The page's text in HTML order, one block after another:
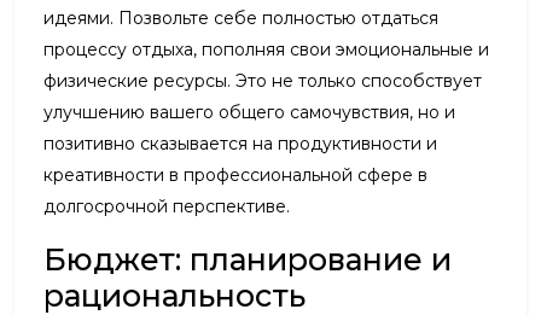
идеями. Позвольте себе полностью отдаться
процессу отдыха, пополняя свои эмоциональные и
физические ресурсы. Это не только способствует
улучшению вашего общего самочувствия, но и
позитивно сказывается на продуктивности и
креативности в профессиональной сфере в
долгосрочной перспективе.
Бюджет: планирование и
рациональность